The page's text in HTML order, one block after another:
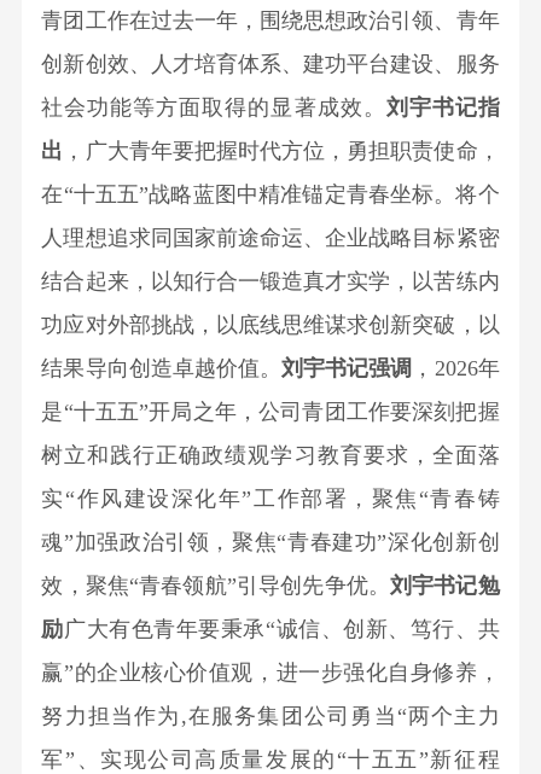
质
荣
誉
认
证
奖
项
社
会
责
任
我
们
果
定
期
报
时
公
告
开
团
公
司
中
份
出
资
企
业
人
力
资
人
才
理
念
训
教
育
校
园
聘
校
园
青团工作在过去一年，围绕思想政治引领、青年
创新创效、人才培育体系、建功平台建设、服务
社会功能等方面取得的显著成效。 刘宇书记指
出 ，广大青年要把握时代方位，勇担职责使命，
在“十五五”战略蓝图中精准锚定青春坐标。将个
人理想追求同国家前途命运、企业战略目标紧密
结合起来，以知行合一锻造真才实学，以苦练内
功应对外部挑战，以底线思维谋求创新突破，以
结果导向创造卓越价值。刘宇书记强调 ，2026年
是“十五五”开局之年，公司青团工作要深刻把握
树立和践行正确政绩观学习教育要求，全面落
实“作风建设深化年”工作部署，聚焦“青春铸
魂”加强政治引领，聚焦“青春建功”深化创新创
效，聚焦“青春领航”引导创先争优。 刘宇书记勉
励广大有色青年要秉承“诚信、创新、笃行、共
赢”的企业核心价值观，进一步强化自身修养，
努力担当作为,在服务集团公司勇当“两个主力
军”、实现公司高质量发展的“十五五”新征程